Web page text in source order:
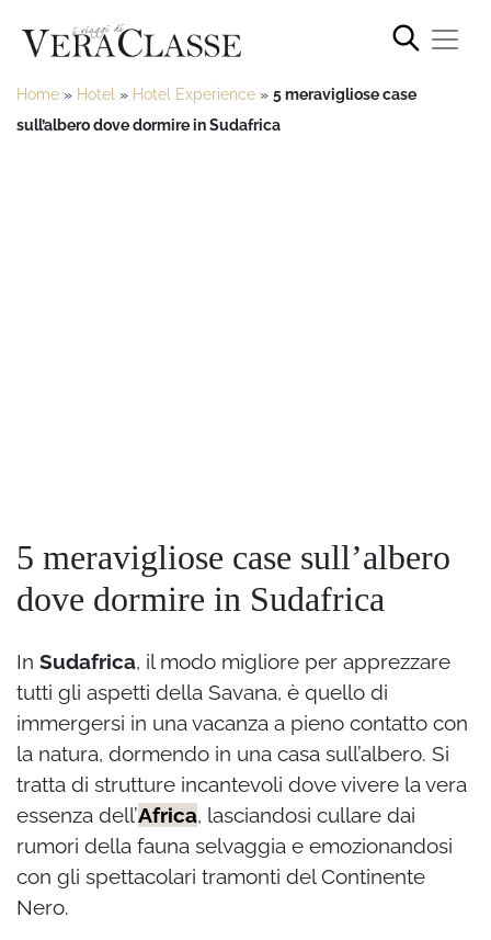
Home » Hotel » Hotel Experience » 5 meravigliose case
sull’albero dove dormire in Sudafrica
5 meravigliose case sull’albero
dove dormire in Sudafrica
In Sudafrica, il modo migliore per apprezzare
tutti gli aspetti della Savana, è quello di
immergersi in una vacanza a pieno contatto con
la natura, dormendo in una casa sull’albero. Si
tratta di strutture incantevoli dove vivere la vera
essenza dell’Africa, lasciandosi cullare dai
rumori della fauna selvaggia e emozionandosi
con gli spettacolari tramonti del Continente
Nero.